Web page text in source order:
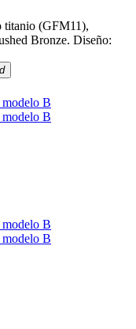
titanio (GFM11),
Bronze. Diseño: